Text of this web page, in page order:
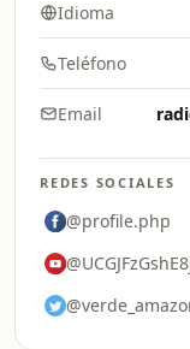
Idioma
Teléfono
Email
REDES SOCIALES
@profile.php